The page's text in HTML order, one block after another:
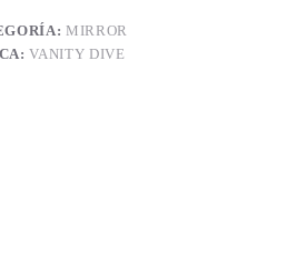
MIRROR
VANITY DIVE